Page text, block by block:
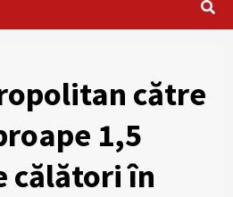
către
1,5
călători în